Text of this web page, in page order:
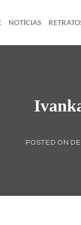
NOTÍCIAS
POSTED ON